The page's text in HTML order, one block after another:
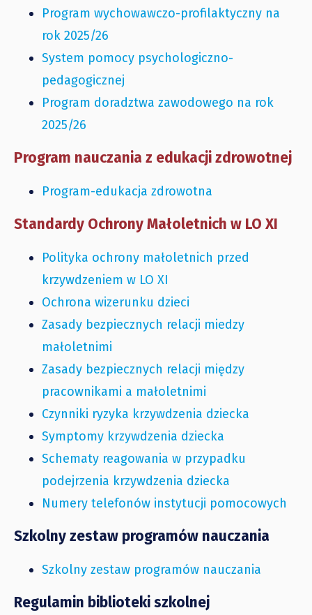
Program wychowawczo-profilaktyczny na
rok 2025/26
System pomocy psychologiczno-
pedagogicznej
Program doradztwa zawodowego na rok
2025/26
Program nauczania z edukacji zdrowotnej
Program-edukacja zdrowotna
Standardy Ochrony Małoletnich w LO XI
Polityka ochrony małoletnich przed
krzywdzeniem w LO XI
Ochrona wizerunku dzieci
Zasady bezpiecznych relacji miedzy
małoletnimi
Zasady bezpiecznych relacji między
pracownikami a małoletnimi
Czynniki ryzyka krzywdzenia dziecka
Symptomy krzywdzenia dziecka
Schematy reagowania w przypadku
podejrzenia krzywdzenia dziecka
Numery telefonów instytucji pomocowych
Szkolny zestaw programów nauczania
Szkolny zestaw programów nauczania
Regulamin biblioteki szkolnej